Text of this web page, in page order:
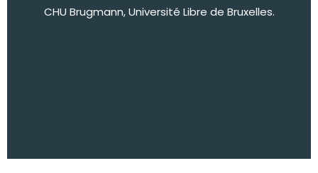
CHU Brugmann, Université Libre de Bruxelles.